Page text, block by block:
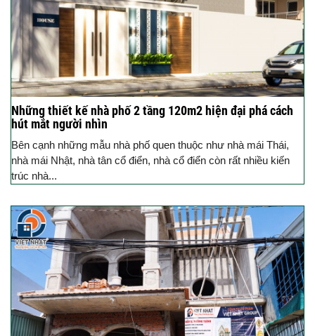
Những thiết kế nhà phố 2 tầng 120m2 hiện đại phá cách
hút mắt người nhìn
Bên cạnh những mẫu nhà phố quen thuộc như nhà mái Thái,
nhà mái Nhật, nhà tân cổ điển, nhà cổ điển còn rất nhiều kiến
trúc nhà...